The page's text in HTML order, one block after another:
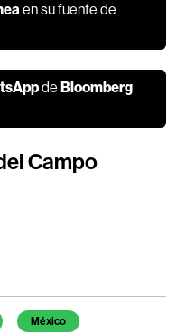
en su fuente de
deBloomberg
Campo
México